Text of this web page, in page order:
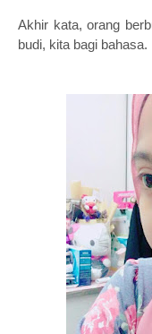
Akhir kata, orang
budi, kita bagi bahasa.